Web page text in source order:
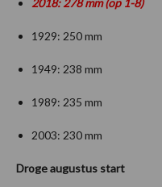
1929: 250 mm
1949: 238 mm
1989: 235 mm
2003: 230 mm
Droge augustus start